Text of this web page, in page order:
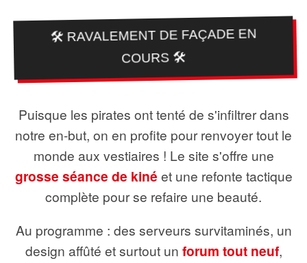
🛠️ RAVALEMENT DE FAÇADE EN
COURS 🛠️
Puisque les pirates ont tenté de s'infiltrer dans
notre en-but, on en profite pour renvoyer tout le
monde aux vestiaires ! Le site s'offre une
grosse séance de kiné et une refonte tactique
complète pour se refaire une beauté.
Au programme : des serveurs survitaminés, un
design affûté et surtout un forum tout neuf,